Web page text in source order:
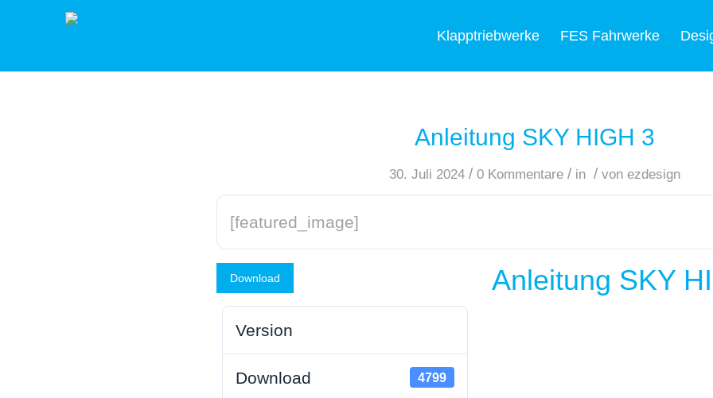
Klapptriebwerke FES Fahrwerke
Anleitung SKY HIGH 3
30. Juli 2024 / 0 Kommentare / in / von ezdesign
[featured_image]
Download
Version
Download 4799
Anleitung SKY